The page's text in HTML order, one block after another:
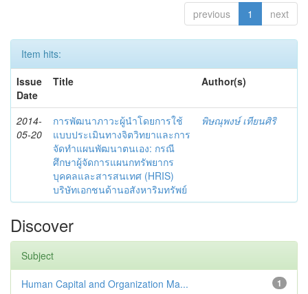
previous 1 next
Item hits:
Issue
Date
Title Author(s)
2014-
05-20
การพัฒนาภาวะผู้นำโดยการใช้
แบบประเมินทางจิตวิทยาและการ
จัดทำแผนพัฒนาตนเอง: กรณี
ศึกษาผู้จัดการแผนกทรัพยากร
บุคคลและสารสนเทศ (HRIS)
บริษัทเอกชนด้านอสังหาริมทรัพย์
พิษณุพงษ์ เทียนศิริ
Discover
Subject
1
Human Capital and Organization Ma...